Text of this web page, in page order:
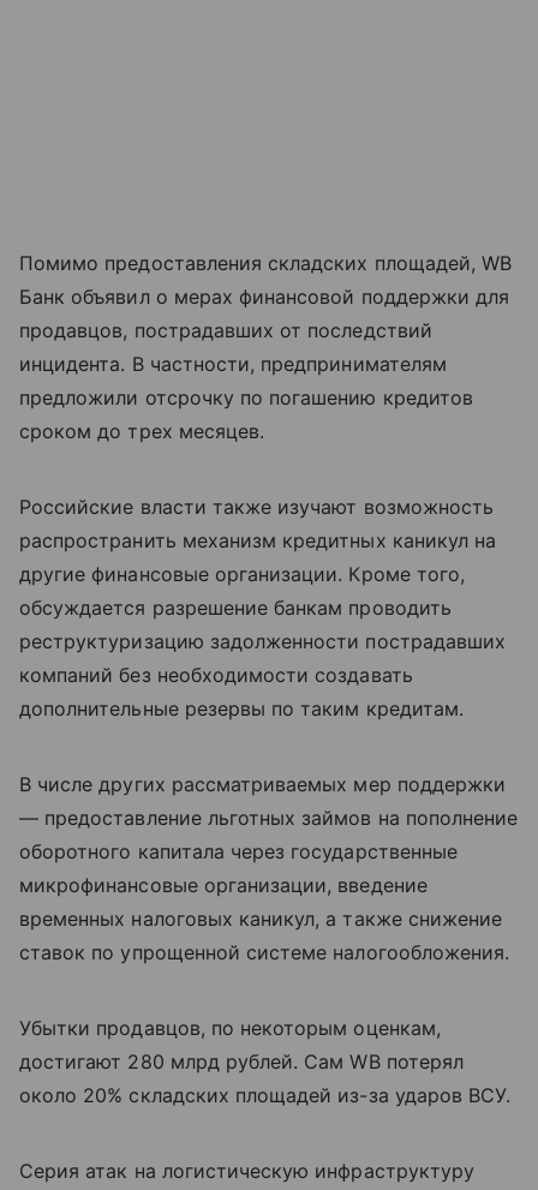
Помимо предоставления складских площадей, WB
Банк объявил о мерах финансовой поддержки для
продавцов, пострадавших от последствий
инцидента. В частности, предпринимателям
предложили отсрочку по погашению кредитов
сроком до трех месяцев.
Российские власти также изучают возможность
распространить механизм кредитных каникул на
другие финансовые организации. Кроме того,
обсуждается разрешение банкам проводить
реструктуризацию задолженности пострадавших
компаний без необходимости создавать
дополнительные резервы по таким кредитам.
В числе других рассматриваемых мер поддержки
— предоставление льготных займов на пополнение
оборотного капитала через государственные
микрофинансовые организации, введение
временных налоговых каникул, а также снижение
ставок по упрощенной системе налогообложения.
Убытки продавцов, по некоторым оценкам,
достигают 280 млрд рублей. Сам WB потерял
около 20% складских площадей из-за ударов ВСУ.
Серия атак на логистическую инфраструктуру